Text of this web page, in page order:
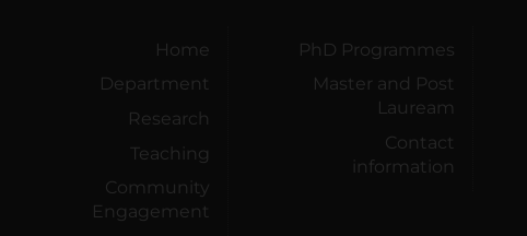
Home
Department
Research
Teaching
Community
Engagement
PhD Programmes
Master and Post
Lauream
Contact
information